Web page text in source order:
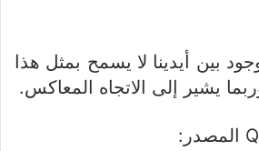
بين أيدينا لا يسمح بمثل هذا
يشير إلى الاتجاه المعاكس.